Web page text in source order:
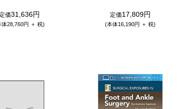
定価31,636円
体28,760円 ＋ 税)
定価17,809円
(本体16,190円 ＋ 税)